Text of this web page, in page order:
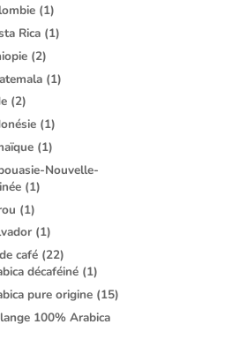
(1)
Rica (1)
(2)
(1)
(2)
(1)
(1)
Nouvelle-
(1)
(1)
(1)
café (22)
décaféiné (1)
pure origine (15)
100% Arabica